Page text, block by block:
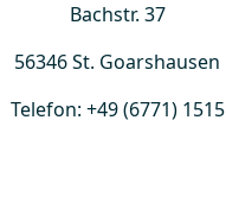
Bachstr. 37
56346 St. Goarshausen
Telefon: +49 (6771) 1515